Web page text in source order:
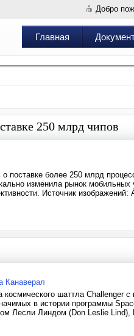
Добро
Главная
250 млрд чипов
о поставке более 250 млрд
изменила рынок мобильных
Источник изображений:
Канаверал
шаттла Challenger
в истории программы
Лесли Линдом (Don Leslie